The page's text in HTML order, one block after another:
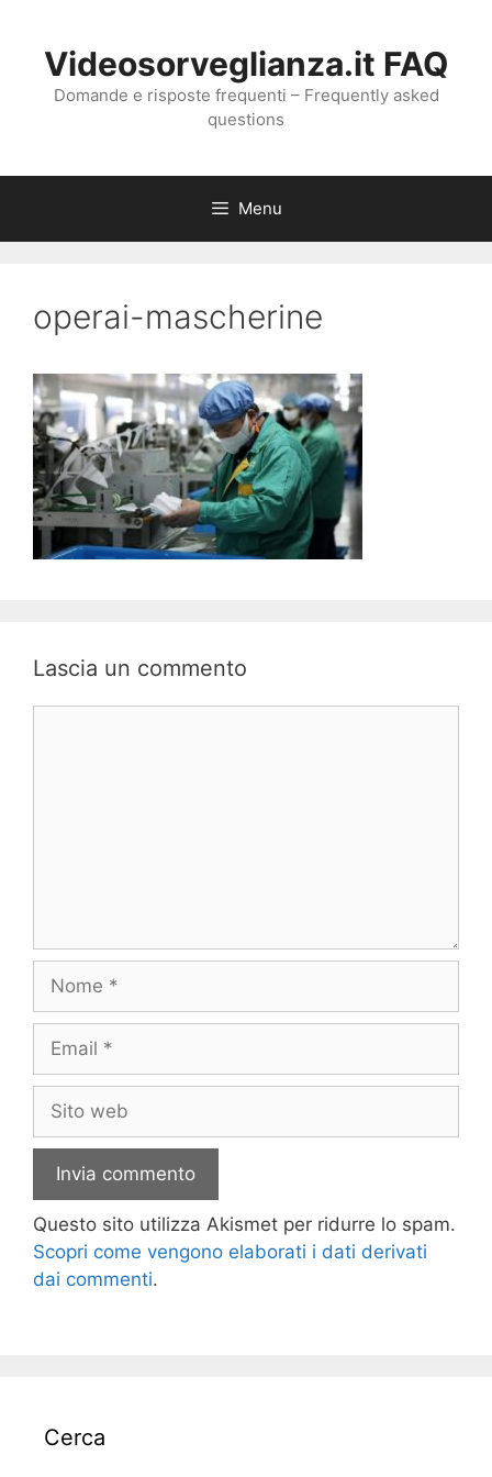
contenutoVideosorveglianza.it FAQ
Domande e risposte frequenti – Frequently asked
questions
Menu
operai-mascherine
Lascia un commento
Nome
Email
Sito
web
Questo sito utilizza Akismet per ridurre lo spam.
Scopri come vengono elaborati i dati derivati
dai commenti.
Cerca